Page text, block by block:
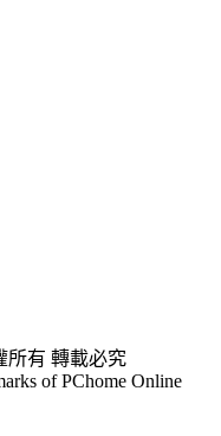
所有 轉載必究
of PChome Online